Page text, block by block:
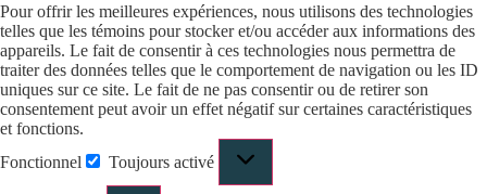
Pour offrir les meilleures expériences, nous utilisons des technologies
telles que les témoins pour stocker et/ou accéder aux informations des
appareils. Le fait de consentir à ces technologies nous permettra de
traiter des données telles que le comportement de navigation ou les ID
uniques sur ce site. Le fait de ne pas consentir ou de retirer son
consentement peut avoir un effet négatif sur certaines caractéristiques
et fonctions.
Fonctionnel
Toujours activé